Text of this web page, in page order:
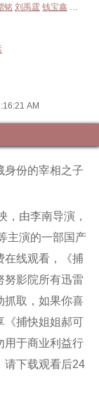
铭 刘禹霆 钱宝鑫 王龙
AM
身份的宰相之子
，由李南导演，
主演的一部国产
在线观看，《捕
努影院所有迅雷
抓取，如果你喜
《捕快姐姐郝可
用于商业利益行
请下载观看后24